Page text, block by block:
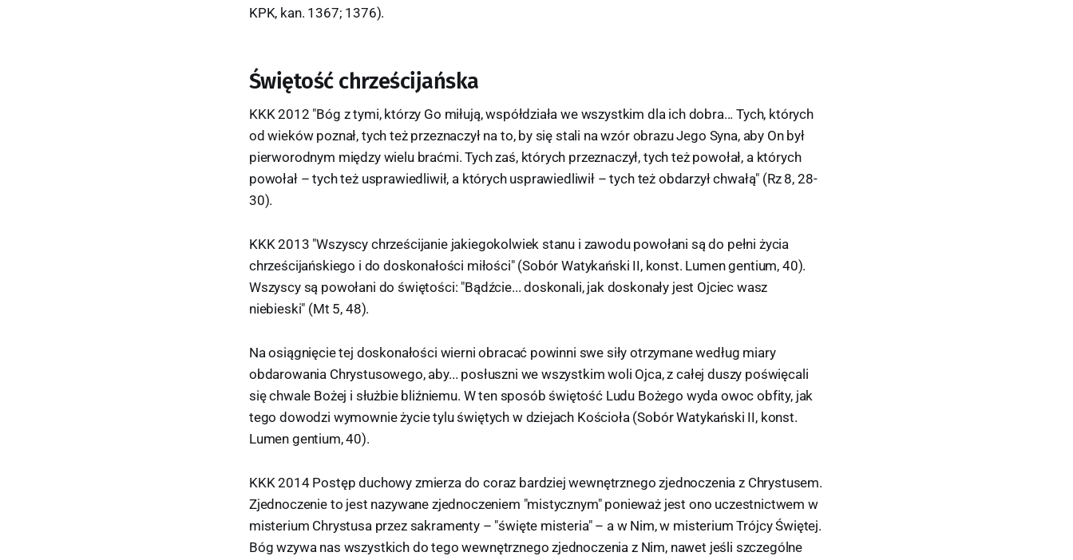
KPK, kan. 1367; 1376).
Świętość chrześcijańska
KKK 2012 "Bóg z tymi, którzy Go miłują, współdziała we wszystkim dla ich dobra... Tych, których
od wieków poznał, tych też przeznaczył na to, by się stali na wzór obrazu Jego Syna, aby On był
pierworodnym między wielu braćmi. Tych zaś, których przeznaczył, tych też powołał, a których
powołał – tych też usprawiedliwił, a których usprawiedliwił – tych też obdarzył chwałą" (Rz 8, 28-
30).
KKK 2013 "Wszyscy chrześcijanie jakiegokolwiek stanu i zawodu powołani są do pełni życia
chrześcijańskiego i do doskonałości miłości" (Sobór Watykański II, konst. Lumen gentium, 40).
Wszyscy są powołani do świętości: "Bądźcie... doskonali, jak doskonały jest Ojciec wasz
niebieski" (Mt 5, 48).
Na osiągnięcie tej doskonałości wierni obracać powinni swe siły otrzymane według miary
obdarowania Chrystusowego, aby... posłuszni we wszystkim woli Ojca, z całej duszy poświęcali
się chwale Bożej i służbie bliźniemu. W ten sposób świętość Ludu Bożego wyda owoc obfity, jak
tego dowodzi wymownie życie tylu świętych w dziejach Kościoła (Sobór Watykański II, konst.
Lumen gentium, 40).
KKK 2014 Postęp duchowy zmierza do coraz bardziej wewnętrznego zjednoczenia z Chrystusem.
Zjednoczenie to jest nazywane zjednoczeniem "mistycznym" ponieważ jest ono uczestnictwem w
misterium Chrystusa przez sakramenty – "święte misteria" – a w Nim, w misterium Trójcy Świętej.
Bóg wzywa nas wszystkich do tego wewnętrznego zjednoczenia z Nim, nawet jeśli szczególne